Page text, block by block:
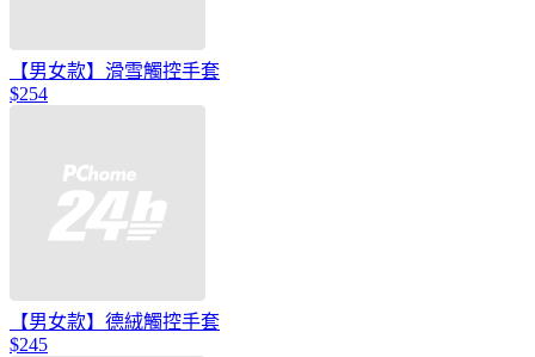
【男女款】滑雪觸控手套
$254
【男女款】德絨觸控手套
$245